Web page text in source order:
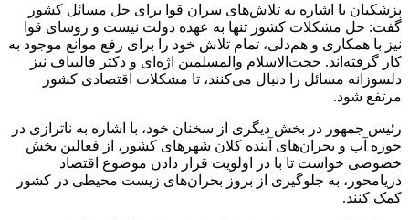
پزشکیان با اشاره به تلاش‌های سران قوا برای حل مسائل کشور
گفت: حل مشکلات کشور تنها به عهده دولت نیست و روسای قوا
نیز با همکاری و هم‌دلی، تمام تلاش خود را برای رفع موانع موجود به
کار گرفته‌اند. حجت‌الاسلام والمسلمین اژه‌ای و دکتر قالیباف نیز
دلسوزانه مسائل را دنبال می‌کنند، تا مشکلات اقتصادی کشور
مرتفع شود.
رئیس جمهور در بخش دیگری از سخنان خود، با اشاره به ناترازی در
حوزه آب و بحران‌های آینده کلان شهرهای کشور، از فعالین بخش
خصوصی خواست تا با در اولویت قرار دادن موضوع اقتصاد
دریامحور، به جلوگیری از بروز بحران‌های زیست محیطی در کشور
کمک کنند.